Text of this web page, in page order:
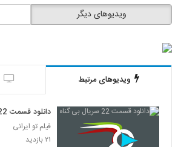
ویدیوهای دیگر
ویدیوهای مرتبط
دانلود قسمت 22 سریال بی گناه
فیلم تو ایرانی
۲۱ بازدید